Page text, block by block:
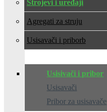
Strojevi i uređaji
Agregati za struju
Usisavači i pribor
Usisivači i pribor
Usisavači
Pribor za usisavače